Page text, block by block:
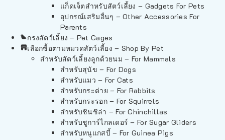
แก็ดเจ็ตสำหรับสัตว์เลี้ยง – Gadgets For Pets
อุปกรณ์เสริมอื่นๆ – Other Accessories For
Parents
กรงสัตว์เลี้ยง – Pet Cages
เลือกซื้อตามหมวดสัตว์เลี้ยง – Shop By Pet
สำหรับสัตว์เลี้ยงลูกด้วยนม – For Mammals
สำหรับสุนัข – For Dogs
สำหรับแมว – For Cats
สำหรับกระต่าย – For Rabbits
สำหรับกระรอก – For Squirrels
สำหรับชินชิล่า – For Chinchillas
สำหรับชูการ์ไกลเดอร์ – For Sugar Gliders
สำหรับหนูแกสบี้ – For Guinea Pigs